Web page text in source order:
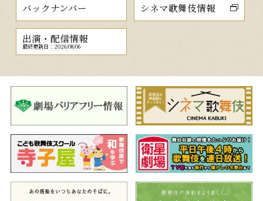
バックナンバー シネマ歌舞伎情報
出演・配信情報
最終更新日：2026/08/06